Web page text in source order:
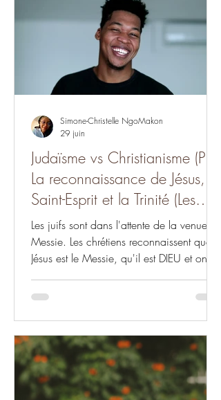
descendent des dix autres tribus ou qui
ne descendent d'aucune tribu d'Israël). Ils
préfèrent s'appeler « nazaréens » ou «
chrétiens nazaréens »
Judaïsme vs Christianisme (P3):
La reconnaissance de Jésus, le
Saint-Esprit et la Trinité (Les
différences #16)
Les juifs sont dans l'attente de la venue du
Messie. Les chrétiens reconnaissent que
Jésus est le Messie, qu'il est DIEU et ont
prophétie. Tout comme ils ne
et qu'il est Dieu, les juifs ne reconnaissent
pas que le Saint-Esprit est une personne
entière et qu'il est Dieu. Par conséquent,
ils rejettent le concept de la Trinité.
Simone-Christelle NgoMakon
29 juin